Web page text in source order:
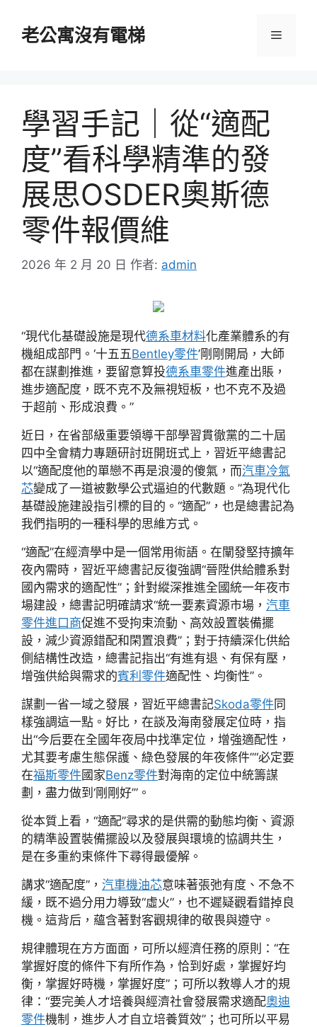
老公寓沒有電梯 選
學習手記｜從“適配
度”看科學精準的發
展思OSDER奧斯德
零件報價維
2026 年 2 月 20 日 作者: admin
“現代化基礎設施是現代德系車材料化產業體系的有
機組成部門。‘十五五Bentley零件’剛剛開局，大師
都在謀劃推進，要留意算投德系車零件進產出賬，
進步適配度，既不克不及無視短板，也不克不及過
于超前、形成浪費。”
近日，在省部級重要領導干部學習貫徹黨的二十屆
四中全會精力專題研討班開班式上，習近平總書記
以“適配度他的單戀不再是浪漫的傻氣，而汽車冷氣
芯變成了一道被數學公式逼迫的代數題。”為現代化
基礎設施建設指引標的目的。“適配”，也是總書記為
我們指明的一種科學的思維方式。
“適配”在經濟學中是一個常用術語。在闡發堅持擴年
夜內需時，習近平總書記反復強調“晉陞供給體系對
國內需求的適配性”；針對縱深推進全國統一年夜市
場建設，總書記明確請求“統一要素資源市場， 汽車
零件進口商促進不受拘束流動、高效設置裝備擺
設，減少資源錯配和閑置浪費”；對于持續深化供給
側結構性改造，總書記指出“有進有退、有保有壓，
增強供給與需求的賓利零件適配性、均衡性”。
謀劃一省一域之發展，習近平總書記Skoda零件同
樣強調這一點。好比，在談及海南發展定位時，指
出“今后要在全國年夜局中找準定位，增強適配性，
尤其要考慮生態保護、綠色發展的年夜條件”“必定要
在福斯零件國家Benz零件對海南的定位中統籌謀
劃，盡力做到‘剛剛好’”。
從本質上看，“適配”尋求的是供需的動態均衡、資源
的精準設置裝備擺設以及發展與環境的協調共生，
是在多重約束條件下尋得最優解。
講求“適配度”， 汽車機油芯意味著張弛有度、不急不
緩，既不過分用力導致“虛火”，也不遲疑觀看錯掉良
機。這背后，蘊含著對客觀規律的敬畏與遵守。
規律體現在方方面面，可所以經濟任務的原則：“在
掌握好度的條件下有所作為，恰到好處，掌握好均
衡，掌握好時機，掌握好度”；可所以教導人才的規
律：“要完美人才培養與經濟社會發展需求適配奧迪
零件機制，進步人才自立培養質效”；也可所以平易